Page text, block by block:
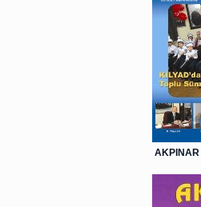
AKPINAR